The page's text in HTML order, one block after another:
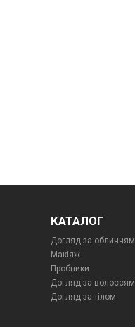
КАТАЛОГ
Догляд за обличчям
Макіяж
Пробники
Догляд за волоссям
Догляд за тілом